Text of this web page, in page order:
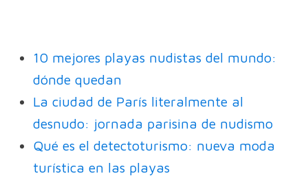
10 mejores playas nudistas del mundo:
dónde quedan
La ciudad de París literalmente al
desnudo: jornada parisina de nudismo
Qué es el detectoturismo: nueva moda
turística en las playas